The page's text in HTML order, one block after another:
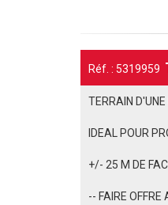
Réf. : 5319959
TERRAIN
IDEAL POUR
+/- 25 M DE
-- FAIRE